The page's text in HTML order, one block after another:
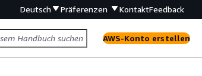
Deutsch Präferenzen KontaktFeedback
AWS-Konto erstellen